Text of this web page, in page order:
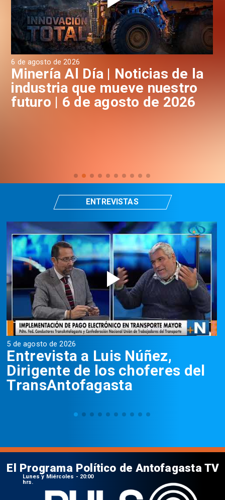
6 de agosto de 2026
Minería Al Día | Noticias de la
industria que mueve nuestro
futuro | 6 de agosto de 2026
5 de agosto de 2026
Entrevista a Luis Núñez,
Dirigente de los choferes del
TransAntofagasta
ENTREVISTAS
El Programa Político de Antofagasta TV
Lunes y Miércoles - 20:00
hrs.